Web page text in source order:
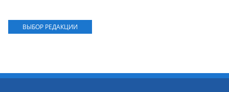
ВЫБОР РЕДАКЦИИ